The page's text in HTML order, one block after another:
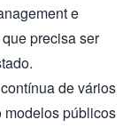
e
precisa ser
de vários
modelos públicos